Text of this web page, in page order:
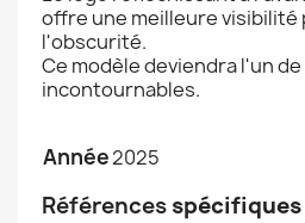
offre une meilleure visibilité
l'obscurité.
Ce modèle deviendra l'un
incontournables.
Année2025
Références spécifiques